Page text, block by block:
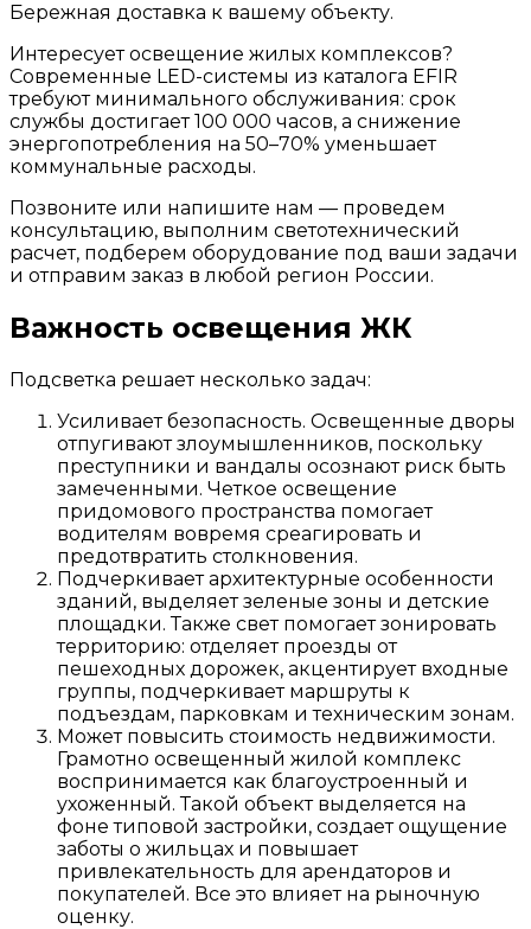
Бережная доставка к вашему объекту.
Интересует освещение жилых комплексов?
Современные LED-системы из каталога EFIR
требуют минимального обслуживания: срок
службы достигает 100 000 часов, а снижение
энергопотребления на 50–70% уменьшает
коммунальные расходы.
Позвоните или напишите нам — проведем
консультацию, выполним светотехнический
расчет, подберем оборудование под ваши задачи
и отправим заказ в любой регион России.
Важность освещения ЖК
Подсветка решает несколько задач:
Усиливает безопасность. Освещенные дворы
отпугивают злоумышленников, поскольку
преступники и вандалы осознают риск быть
замеченными. Четкое освещение
придомового пространства помогает
водителям вовремя среагировать и
предотвратить столкновения.
Подчеркивает архитектурные особенности
зданий, выделяет зеленые зоны и детские
площадки. Также свет помогает зонировать
территорию: отделяет проезды от
пешеходных дорожек, акцентирует входные
группы, подчеркивает маршруты к
подъездам, парковкам и техническим зонам.
Может повысить стоимость недвижимости.
Грамотно освещенный жилой комплекс
воспринимается как благоустроенный и
ухоженный. Такой объект выделяется на
фоне типовой застройки, создает ощущение
заботы о жильцах и повышает
привлекательность для арендаторов и
покупателей. Все это влияет на рыночную
оценку.